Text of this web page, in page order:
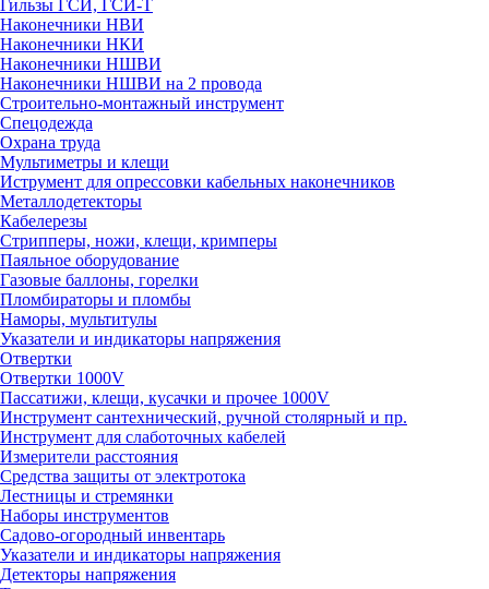
Гильзы ГСИ, ГСИ-Т
Наконечники НВИ
Наконечники НКИ
Наконечники НШВИ
Наконечники НШВИ на 2 провода
Строительно-монтажный инструмент
Спецодежда
Охрана труда
Мультиметры и клещи
Иструмент для опрессовки кабельных наконечников
Металлодетекторы
Кабелерезы
Стрипперы, ножи, клещи, кримперы
Паяльное оборудование
Газовые баллоны, горелки
Пломбираторы и пломбы
Наморы, мультитулы
Указатели и индикаторы напряжения
Отвертки
Отвертки 1000V
Пассатижи, клещи, кусачки и прочее 1000V
Инструмент сантехнический, ручной столярный и пр.
Инструмент для слаботочных кабелей
Измерители расстояния
Средства защиты от электротока
Лестницы и стремянки
Наборы инструментов
Садово-огородный инвентарь
Указатели и индикаторы напряжения
Детекторы напряжения